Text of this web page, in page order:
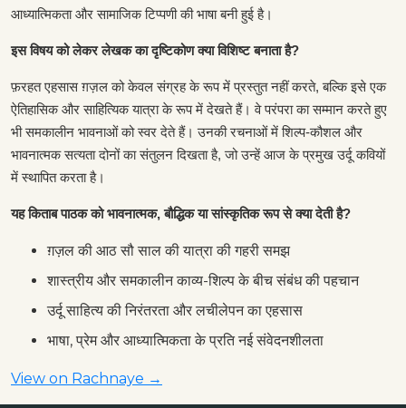
आध्यात्मिकता और सामाजिक टिप्पणी की भाषा बनी हुई है।
इस विषय को लेकर लेखक का दृष्टिकोण क्या विशिष्ट बनाता है?
फ़रहत एहसास ग़ज़ल को केवल संग्रह के रूप में प्रस्तुत नहीं करते, बल्कि इसे एक
ऐतिहासिक और साहित्यिक यात्रा के रूप में देखते हैं। वे परंपरा का सम्मान करते हुए
भी समकालीन भावनाओं को स्वर देते हैं। उनकी रचनाओं में शिल्प-कौशल और
भावनात्मक सत्यता दोनों का संतुलन दिखता है, जो उन्हें आज के प्रमुख उर्दू कवियों
में स्थापित करता है।
यह किताब पाठक को भावनात्मक, बौद्धिक या सांस्कृतिक रूप से क्या देती है?
ग़ज़ल की आठ सौ साल की यात्रा की गहरी समझ
शास्त्रीय और समकालीन काव्य-शिल्प के बीच संबंध की पहचान
उर्दू साहित्य की निरंतरता और लचीलेपन का एहसास
भाषा, प्रेम और आध्यात्मिकता के प्रति नई संवेदनशीलता
View on Rachnaye →